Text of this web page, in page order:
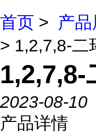
首页 > 产
> 1,2,7,8-二
1,2,7,8-
2023-08-10
产品详情